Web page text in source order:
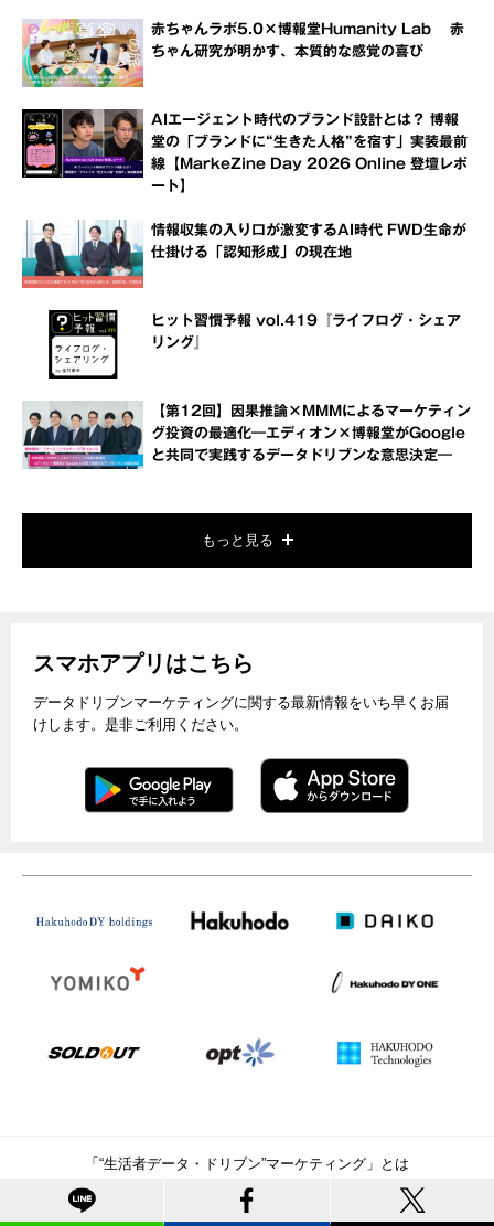
赤ちゃんラボ5.0×博報堂Humanity Lab 赤
ちゃん研究が明かす、本質的な感覚の喜び
AIエージェント時代のブランド設計とは？ 博報
堂の「ブランドに“生きた人格”を宿す」実装最前
線【MarkeZine Day 2026 Online 登壇レポ
ート】
情報収集の入り口が激変するAI時代 FWD生命が
仕掛ける「認知形成」の現在地
ヒット習慣予報 vol.419『ライフログ・シェア
リング』
【第12回】因果推論×MMMによるマーケティン
グ投資の最適化―エディオン×博報堂がGoogle
と共同で実践するデータドリブンな意思決定―
もっと見る
スマホアプリはこちら
データドリブンマーケティングに関する最新情報をいち早くお届
けします。是非ご利用ください。
「“生活者データ・ドリブン”マーケティング」とは
お問い合わせ